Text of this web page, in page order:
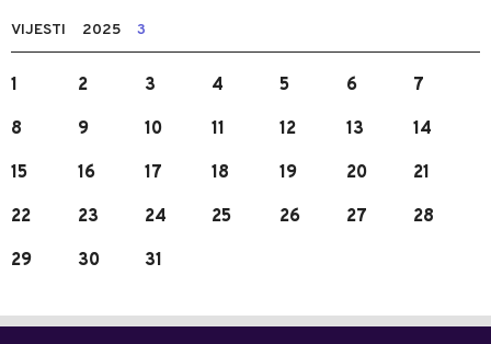
VIJESTI 2025 3
1 2 3 4 5 6
7
8
9 10 11 12 13
14
15
16 17 18 19 20
21
22
23 24 25 26 27
28
29
30 31